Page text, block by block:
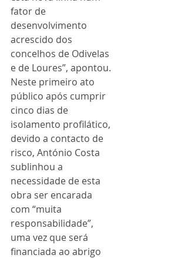
fator de
desenvolvimento
acrescido dos
concelhos de Odivelas
e de Loures”, apontou.
Neste primeiro ato
público após cumprir
cinco dias de
isolamento profilático,
devido a contacto de
risco, António Costa
sublinhou a
necessidade de esta
obra ser encarada
com “muita
responsabilidade”,
uma vez que será
financiada ao abrigo